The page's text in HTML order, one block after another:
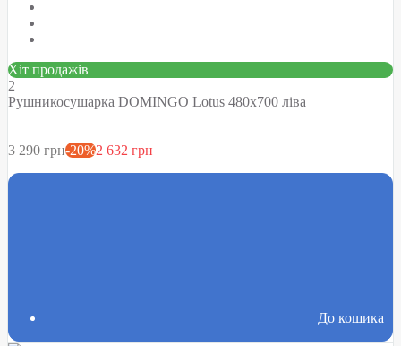
Хіт продажів
2
Рушникосушарка DOMINGO Lotus 480х700 ліва
3 290 грн-20%2 632 грн
До кошика